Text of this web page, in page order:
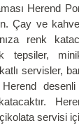
Herend
Çay ve
renk
tepsiler,
servisler,
servisi